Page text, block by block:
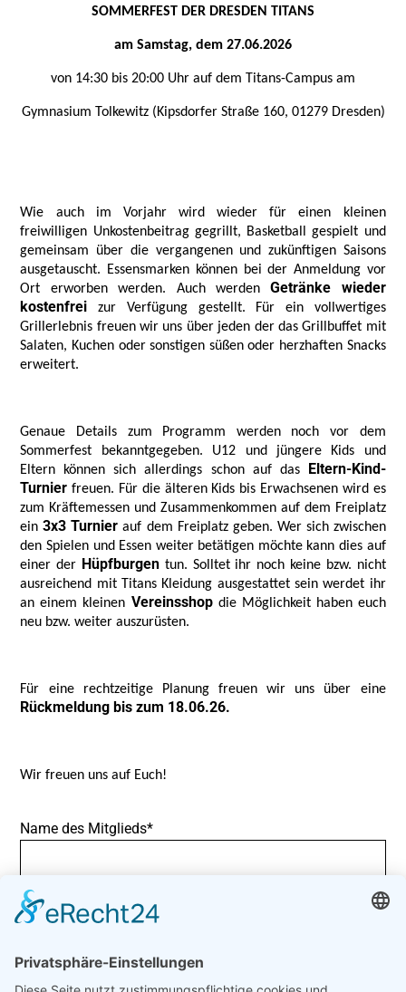
SOMMERFEST DER DRESDEN TITANS
am Samstag, dem 27.06.2026
von 14:30 bis 20:00 Uhr auf dem Titans-Campus am
Gymnasium Tolkewitz (Kipsdorfer Straße 160, 01279 Dresden)
Wie auch im Vorjahr wird wieder für einen kleinen
freiwilligen Unkostenbeitrag gegrillt, Basketball gespielt und
gemeinsam über die vergangenen und zukünftigen Saisons
ausgetauscht. Essensmarken können bei der Anmeldung vor
Ort erworben werden. Auch werdenGetränke wieder
kostenfrei zur Verfügung gestellt. Für ein vollwertiges
Grillerlebnis freuen wir uns über jeden der das Grillbuffet mit
Salaten, Kuchen oder sonstigen süßen oder herzhaften Snacks
erweitert.
Genaue Details zum Programm werden noch vor dem
Sommerfest bekanntgegeben. U12 und jüngere Kids und
Eltern können sich allerdings schon auf das Eltern-Kind-
Turnier freuen. Für die älteren Kids bis Erwachsenen wird es
zum Kräftemessen und Zusammenkommen auf dem Freiplatz
ein3x3 Turnier auf dem Freiplatz geben. Wer sich zwischen
den Spielen und Essen weiter betätigen möchte kann dies auf
einer der Hüpfburgen tun. Solltet ihr noch keine bzw. nicht
ausreichend mit Titans Kleidung ausgestattet sein werdet ihr
an einem kleinen Vereinsshopdie Möglichkeit haben euch
neu bzw. weiter auszurüsten.
Für eine rechtzeitige Planung freuen wir uns über eine
Rückmeldung bis zum 18.06.26.
Wir freuen uns auf Euch!
Pflichtfeld
Name des Mitglieds*
Mannschaft